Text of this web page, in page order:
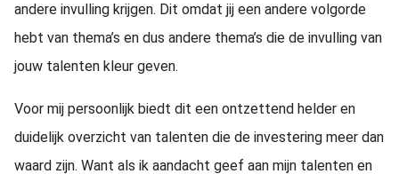
andere invulling krijgen. Dit omdat jij een andere volgorde
hebt van thema’s en dus andere thema’s die de invulling van
jouw talenten kleur geven.
Voor mij persoonlijk biedt dit een ontzettend helder en
duidelijk overzicht van talenten die de investering meer dan
waard zijn. Want als ik aandacht geef aan mijn talenten en